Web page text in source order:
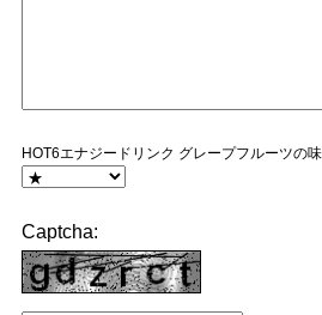
HOT6エナジードリンク グレープフルーツの
Captcha: